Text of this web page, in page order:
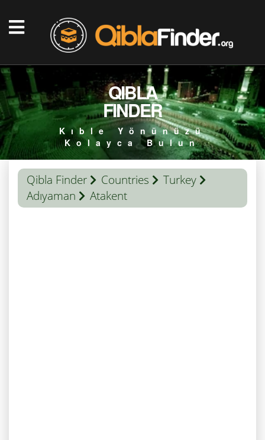
QIBLA
FINDER
Kıble Yönünüzü
Kolayca Bulun
Qibla Finder Countries
Turkey
Adıyaman
Atakent